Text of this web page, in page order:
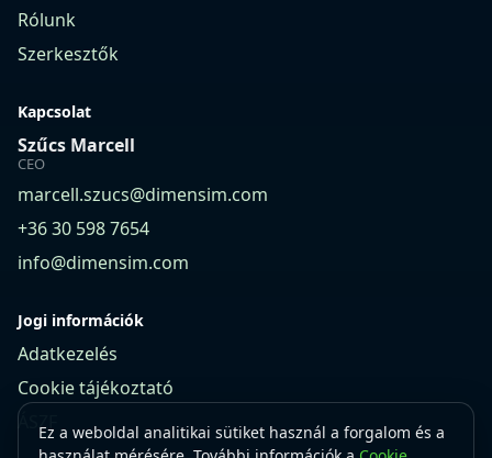
Ez a weboldal analitikai sütiket használ a forgalom és a
Rólunk
Szerkesztők
Kapcsolat
Szűcs Marcell
CEO
marcell.szucs@dimensim.com
+36 30 598 7654
info@dimensim.com
Jogi információk
Adatkezelés
Cookie tájékoztató
ÁSZF